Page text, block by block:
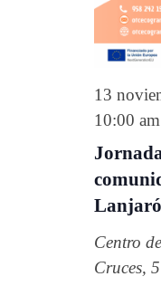
13
10:00 am
Centro
Cruces, 5